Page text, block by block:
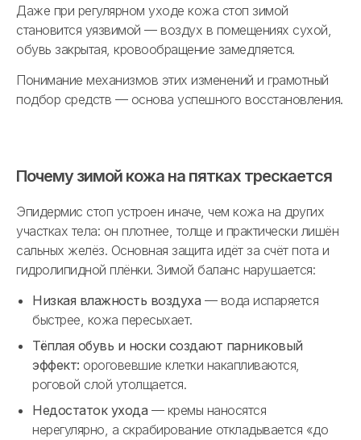
Даже при регулярном уходе кожа стоп зимой
становится уязвимой — воздух в помещениях сухой,
обувь закрытая, кровообращение замедляется.
Понимание механизмов этих изменений и грамотный
подбор средств — основа успешного восстановления.
Почему зимой кожа на пятках трескается
Эпидермис стоп устроен иначе, чем кожа на других
участках тела: он плотнее, толще и практически лишён
сальных желёз. Основная защита идёт за счёт пота и
гидролипидной плёнки. Зимой баланс нарушается:
Низкая влажность воздуха — вода испаряется
быстрее, кожа пересыхает.
Тёплая обувь и носки создают парниковый
эффект: ороговевшие клетки накапливаются,
роговой слой утолщается.
Недостаток ухода — кремы наносятся
нерегулярно, а скрабирование откладывается «до